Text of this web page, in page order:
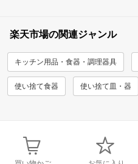
楽天市場の関連ジャンル
キッチン用品・食器・調理器具
使い捨て食器 使い捨て皿・器